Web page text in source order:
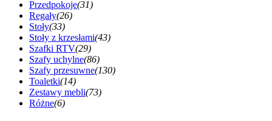
Przedpokoje(31)
Regały(26)
Stoły(33)
Stoły z krzesłami(43)
Szafki RTV(29)
Szafy uchylne(86)
Szafy przesuwne(130)
Toaletki(14)
Zestawy mebli(73)
Różne(6)